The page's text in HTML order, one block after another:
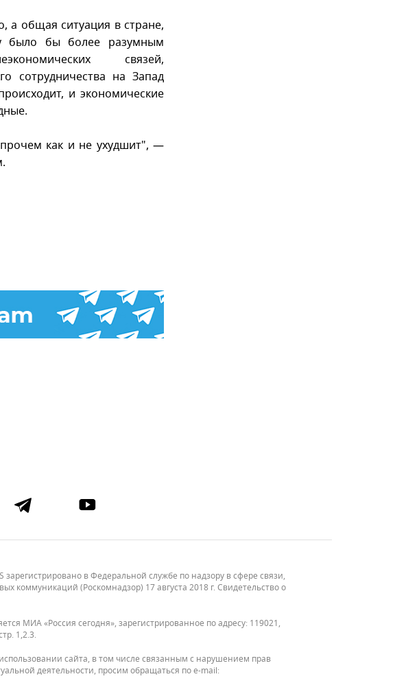
а общая ситуация в стране,
было бы более разумным
связей,
сотрудничества на Запад
и экономические
как и не ухудшит", —
зарегистрировано в Федеральной службе по надзору в сфере связи,
коммуникаций (Роскомнадзор) 17 августа 2018 г. Свидетельство о
МИА «Россия сегодня», зарегистрированное по адресу: 119021,
1,2.3.
сайта, в том числе связанным с нарушением прав
деятельности, просим обращаться по e-mail: